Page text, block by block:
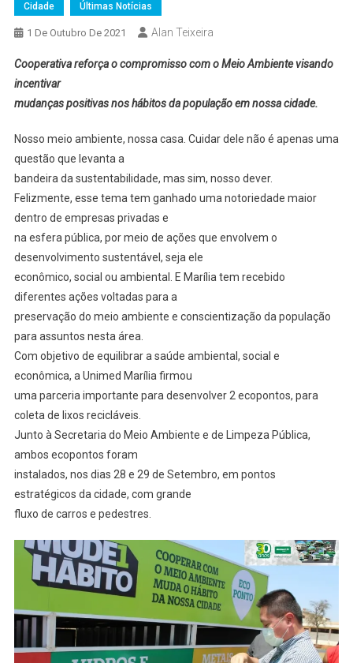
Cidade Últimas Notícias
1 De Outubro De 2021 Alan Teixeira
Cooperativa reforça o compromisso com o Meio Ambiente visando
incentivar
mudanças positivas nos hábitos da população em nossa cidade.
Nosso meio ambiente, nossa casa. Cuidar dele não é apenas uma
questão que levanta a
bandeira da sustentabilidade, mas sim, nosso dever.
Felizmente, esse tema tem ganhado uma notoriedade maior
dentro de empresas privadas e
na esfera pública, por meio de ações que envolvem o
desenvolvimento sustentável, seja ele
econômico, social ou ambiental. E Marília tem recebido
diferentes ações voltadas para a
preservação do meio ambiente e conscientização da população
para assuntos nesta área.
Com objetivo de equilibrar a saúde ambiental, social e
econômica, a Unimed Marília firmou
uma parceria importante para desenvolver 2 ecopontos, para
coleta de lixos recicláveis.
Junto à Secretaria do Meio Ambiente e de Limpeza Pública,
ambos ecopontos foram
instalados, nos dias 28 e 29 de Setembro, em pontos
estratégicos da cidade, com grande
fluxo de carros e pedestres.